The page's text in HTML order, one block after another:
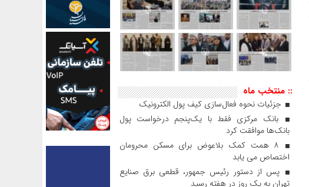
:: منتخب ماه
جزئیات نحوه فعال‌سازی کیف پول الکترونیک
بانک مرکزی فقط با یک‌‎پنجم درخواست پول
بانک‌ها موافقت کرد
۸ همت کمک بلاعوض برای مسکن محرومان
اختصاص می یابد
پس از دستور رئیس‌ جمهور، قطعی برق صنایع
تهران به یک روز در هفته رسید